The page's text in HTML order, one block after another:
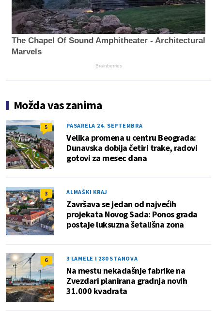
The Chapel Of Sound Amphitheater - Architectural
Marvels
Brainberries
Možda vas zanima
5 PASARELA 24. SEPTEMBRA
Velika promena u centru Beograda:
Dunavska dobija četiri trake, radovi
gotovi za mesec dana
3 ALMAŠKI KRAJ
Završava se jedan od najvećih
projekata Novog Sada: Ponos grada
postaje luksuzna šetališna zona
6 3 LAMELE I 280 STANOVA
Na mestu nekadašnje fabrike na
Zvezdari planirana gradnja novih
31.000 kvadrata